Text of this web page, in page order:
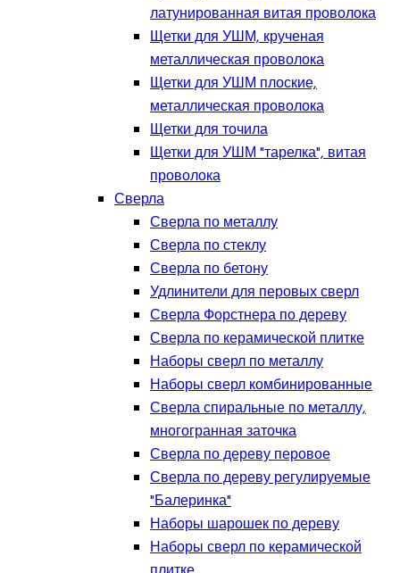
латунированная витая проволока
Щетки для УШМ, крученая
металлическая проволока
Щетки для УШМ плоские,
металлическая проволока
Щетки для точила
Щетки для УШМ "тарелка", витая
проволока
Сверла
Сверла по металлу
Сверла по стеклу
Сверла по бетону
Удлинители для перовых сверл
Сверла Форстнера по дереву
Сверла по керамической плитке
Наборы сверл по металлу
Наборы сверл комбинированные
Сверла спиральные по металлу,
многогранная заточка
Сверла по дереву перовое
Сверла по дереву регулируемые
"Балеринка"
Наборы шарошек по дереву
Наборы сверл по керамической